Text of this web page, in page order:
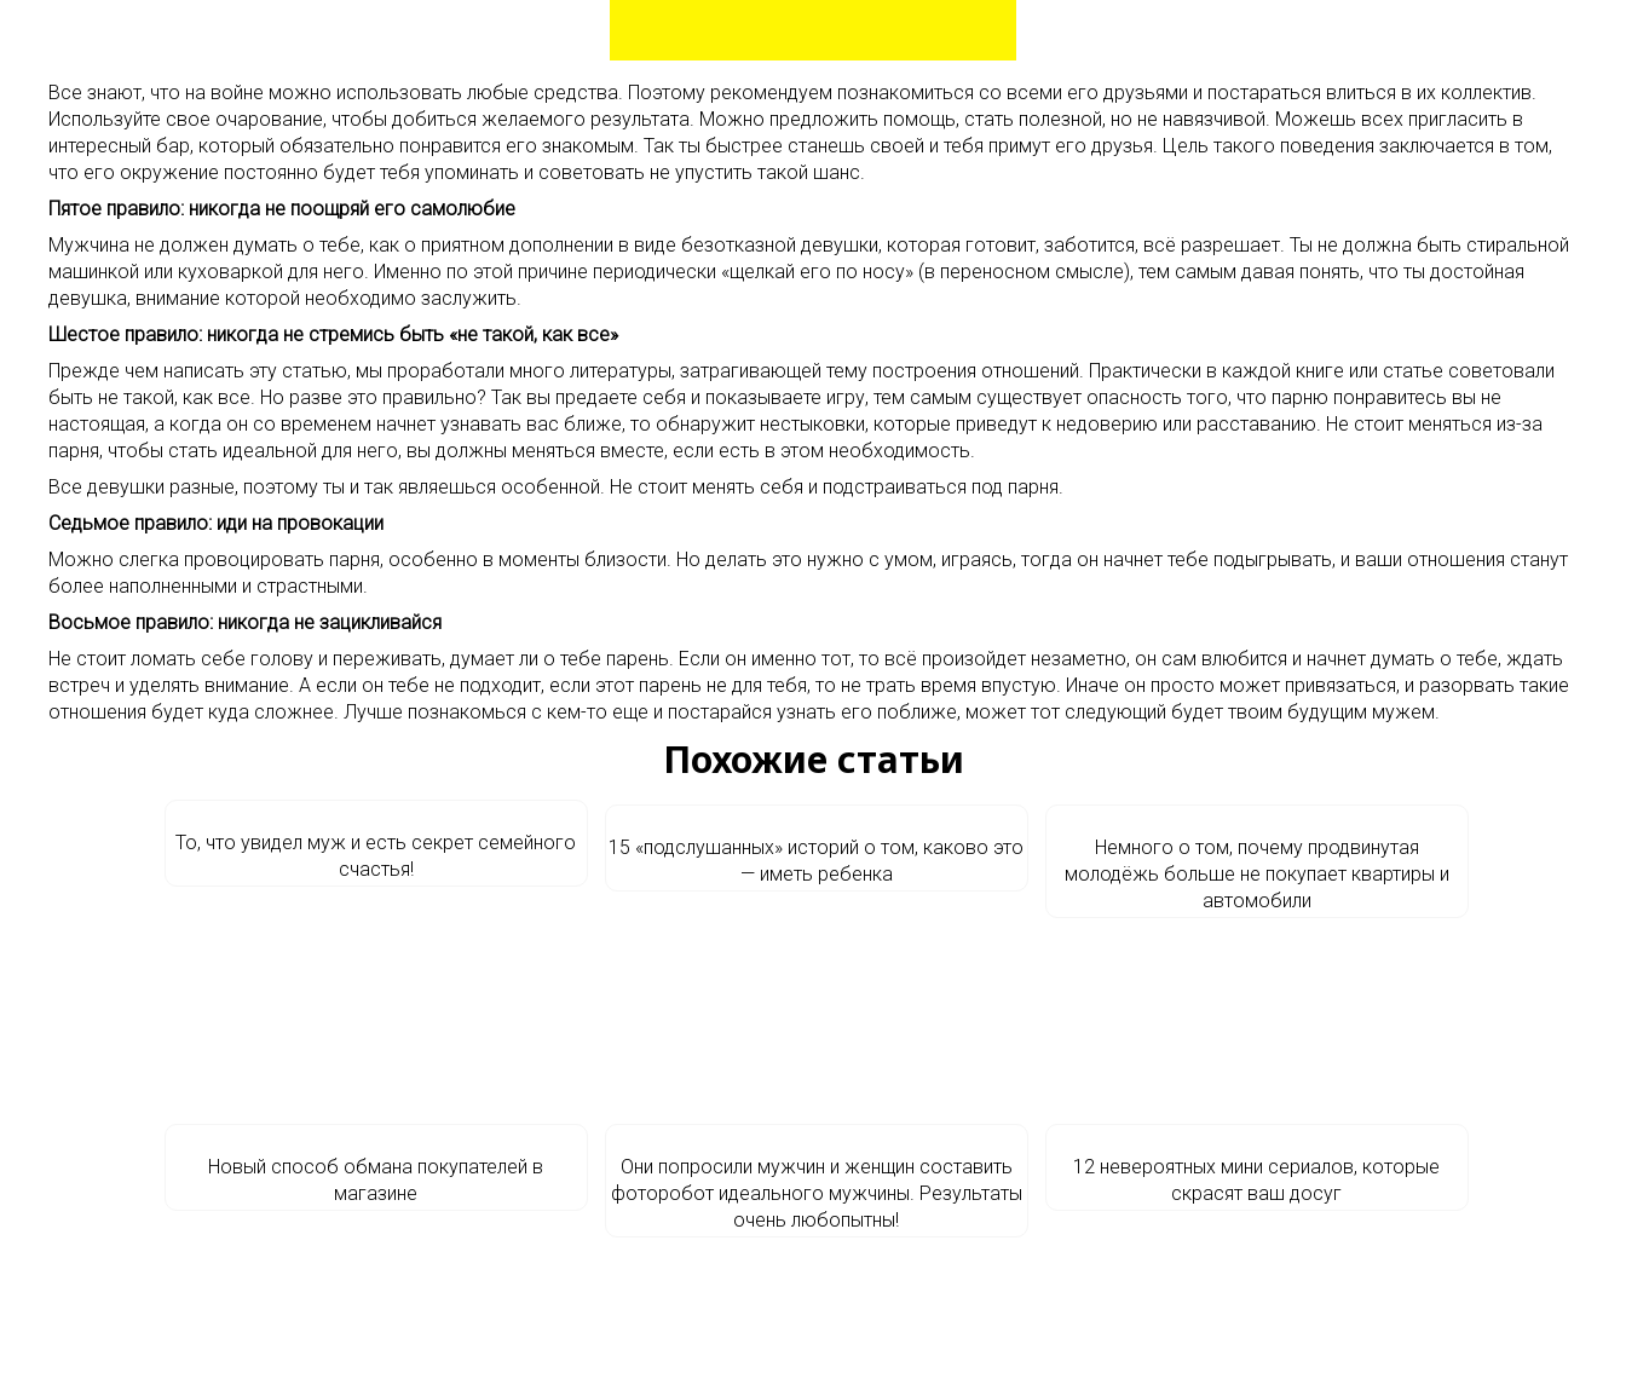
Все знают, что на войне можно использовать любые средства. Поэтому рекомендуем познакомиться со всеми его друзьями и постараться влиться в их коллектив.
Используйте свое очарование, чтобы добиться желаемого результата. Можно предложить помощь, стать полезной, но не навязчивой. Можешь всех пригласить в
интересный бар, который обязательно понравится его знакомым. Так ты быстрее станешь своей и тебя примут его друзья. Цель такого поведения заключается в том,
что его окружение постоянно будет тебя упоминать и советовать не упустить такой шанс.
Пятое правило: никогда не поощряй его самолюбие
Мужчина не должен думать о тебе, как о приятном дополнении в виде безотказной девушки, которая готовит, заботится, всё разрешает. Ты не должна быть стиральной
машинкой или куховаркой для него. Именно по этой причине периодически «щелкай его по носу» (в переносном смысле), тем самым давая понять, что ты достойная
девушка, внимание которой необходимо заслужить.
Шестое правило: никогда не стремись быть «не такой, как все»
Прежде чем написать эту статью, мы проработали много литературы, затрагивающей тему построения отношений. Практически в каждой книге или статье советовали
быть не такой, как все. Но разве это правильно? Так вы предаете себя и показываете игру, тем самым существует опасность того, что парню понравитесь вы не
настоящая, а когда он со временем начнет узнавать вас ближе, то обнаружит нестыковки, которые приведут к недоверию или расставанию. Не стоит меняться из-за
парня, чтобы стать идеальной для него, вы должны меняться вместе, если есть в этом необходимость.
Все девушки разные, поэтому ты и так являешься особенной. Не стоит менять себя и подстраиваться под парня.
Седьмое правило: иди на провокации
Можно слегка провоцировать парня, особенно в моменты близости. Но делать это нужно с умом, играясь, тогда он начнет тебе подыгрывать, и ваши отношения станут
более наполненными и страстными.
Восьмое правило: никогда не зацикливайся
Не стоит ломать себе голову и переживать, думает ли о тебе парень. Если он именно тот, то всё произойдет незаметно, он сам влюбится и начнет думать о тебе, ждать
встреч и уделять внимание. А если он тебе не подходит, если этот парень не для тебя, то не трать время впустую. Иначе он просто может привязаться, и разорвать такие
отношения будет куда сложнее. Лучше познакомься с кем-то еще и постарайся узнать его поближе, может тот следующий будет твоим будущим мужем.
Похожие статьи
То, что увидел муж и есть секрет семейного
счастья!
15 «подслушанных» историй о том, каково это
— иметь ребенка
Немного о том, почему продвинутая
молодёжь больше не покупает квартиры и
автомобили
Новый способ обмана покупателей в
магазине
Они попросили мужчин и женщин составить
фоторобот идеального мужчины. Результаты
очень любопытны!
12 невероятных мини сериалов, которые
скрасят ваш досуг